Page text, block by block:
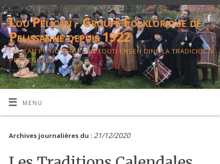
Lou Pelican - Groupe Folklorique de
Pelissanne depuis 1922
PELICAN PICHOT E GRAND TOUTI ENSEN DINS LA TRADICIOUN
PROVENCALO
MENU
Archives journalières du : 21/12/2020